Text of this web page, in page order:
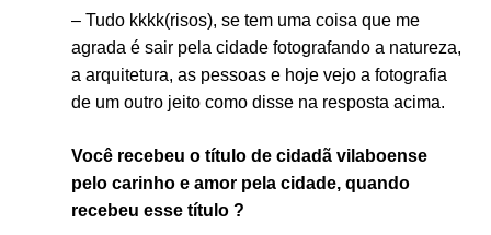
– Tudo kkkk(risos), se tem uma coisa que me
agrada é sair pela cidade fotografando a natureza,
a arquitetura, as pessoas e hoje vejo a fotografia
de um outro jeito como disse na resposta acima.
Você recebeu o título de cidadã vilaboense
pelo carinho e amor pela cidade, quando
recebeu esse título ?